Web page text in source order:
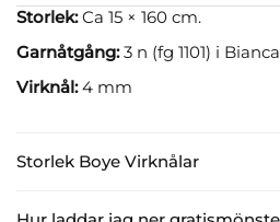
Storlek Boye Virknålar
Storlek:Ca 15 × 160 cm.
Garnåtgång:3 n (fg 1101) i
Virknål:4 mm